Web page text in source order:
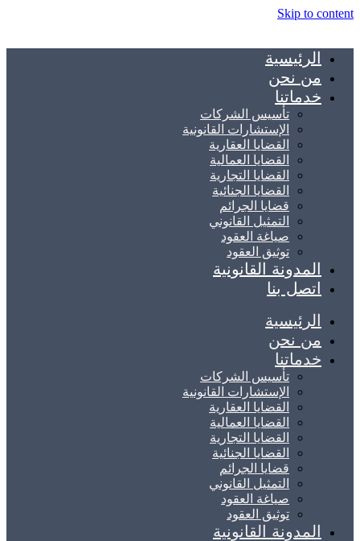
Skip to content
الرئيسية
من نحن
خدماتنا
تأسيس الشركات
الإستشارات القانونية
القضايا العقارية
القضايا العمالية
القضايا التجارية
القضايا الجنائية
قضايا الجرائم
التمثيل القانوني
صياغة العقود
توثيق العقود
المدونة القانونية
اتصل بنا
الرئيسية
من نحن
خدماتنا
تأسيس الشركات
الإستشارات القانونية
القضايا العقارية
القضايا العمالية
القضايا التجارية
القضايا الجنائية
قضايا الجرائم
التمثيل القانوني
صياغة العقود
توثيق العقود
المدونة القانونية